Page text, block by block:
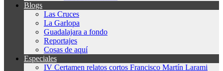
Blogs
Las Cruces
La Garlopa
Guadalajara a fondo
Reportajes
Cosas de aquí
Especiales
IV Certamen relatos cortos Francisco Martín Larami